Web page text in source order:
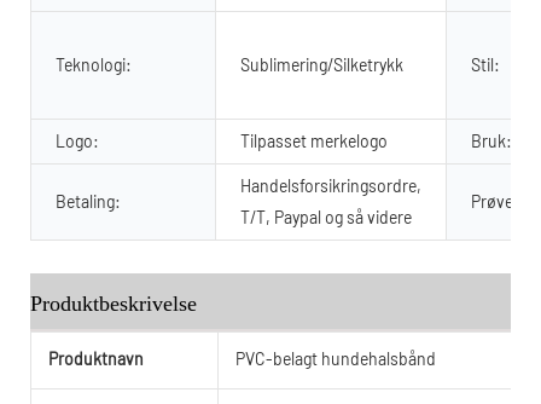
Teknologi: Sublimering/Silketrykk Stil:
Logo: Tilpasset merkelogo Bruk:
Betaling:
Handelsforsikringsordre,
T/T, Paypal og så videre
Prøve:
Produktbeskrivelse
Produktnavn PVC-belagt hundehalsbånd